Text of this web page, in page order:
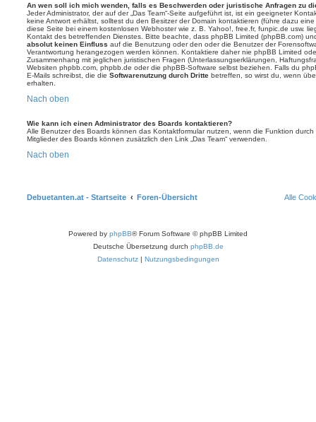
An wen soll ich mich wenden, falls es Beschwerden oder juristische Anfragen zu
Jeder Administrator, der auf der „Das Team“-Seite aufgeführt ist, ist ein geeigneter
keine Antwort erhältst, solltest du den Besitzer der Domain kontaktieren (führe dazu eine
diese Seite bei einem kostenlosen Webhoster wie z. B. Yahoo!, free.fr, funpic.de usw.
Kontakt des betreffenden Dienstes. Bitte beachte, dass phpBB Limited (phpBB.com)
absolut keinen Einfluss auf die Benutzung oder den oder die Benutzer der
Verantwortung herangezogen werden können. Kontaktiere daher nie phpBB Limited
Zusammenhang mit jeglichen juristischen Fragen (Unterlassungserklärungen,
Websiten phpbb.com, phpbb.de oder die phpBB-Software selbst beziehen. Falls du
E-Mails schreibst, die die Softwarenutzung durch Dritte betreffen, so wirst du, wenn
erhalten.
Nach oben
Wie kann ich einen Administrator des Boards kontaktieren?
Alle Benutzer des Boards können das Kontaktformular nutzen, wenn die Funktion
Mitglieder des Boards können zusätzlich den Link „Das Team“ verwenden.
Nach oben
Debuetanten.at - Startseite Foren-Übersicht Alle
Powered by phpBB® Forum Software © phpBB Limited
Deutsche Übersetzung durch phpBB.de
Datenschutz| Nutzungsbedingungen